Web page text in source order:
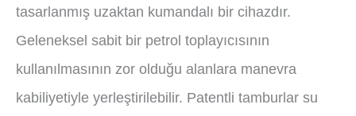
tasarlanmış uzaktan kumandalı bir cihazdır.
Geleneksel sabit bir petrol toplayıcısının
kullanılmasının zor olduğu alanlara manevra
kabiliyetiyle yerleştirilebilir. Patentli tamburlar su